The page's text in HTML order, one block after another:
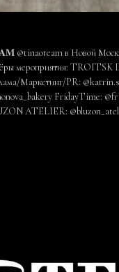
@tinaoteam в Новой
мероприятия: TROITSK
Маркетинг/PR:
FridayTime:
ATELIER: